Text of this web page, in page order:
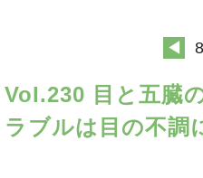
◀
Vol.230 目と五臓
ラブルは目の不調